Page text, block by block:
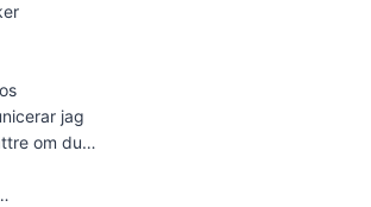
jag
om du…